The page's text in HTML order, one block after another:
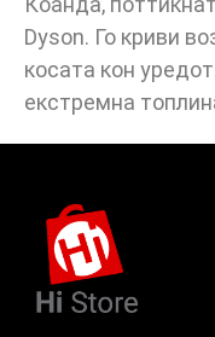
Dyson. Го криви
косата кон
екстремна